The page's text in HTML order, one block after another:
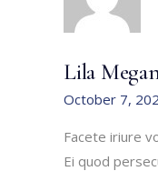
Lila
October 7,
Facete iriure
Ei quod